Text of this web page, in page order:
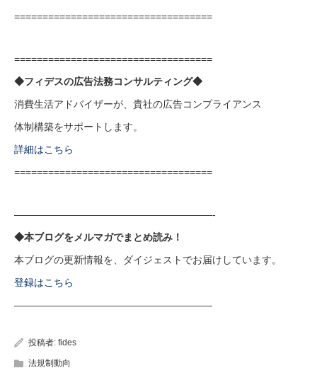
===================================
===================================
◆フィデスの広告法務コンサルティング◆
消費生活アドバイザーが、貴社の広告コンプライアンス
体制構築をサポートします。
詳細はこちら
===================================
————————————————————-
◆本ブログをメルマガでまとめ読み！
本ブログの更新情報を、ダイジェストでお届けしています。
登録はこちら
————————————————————
投稿者: fides
法規制動向